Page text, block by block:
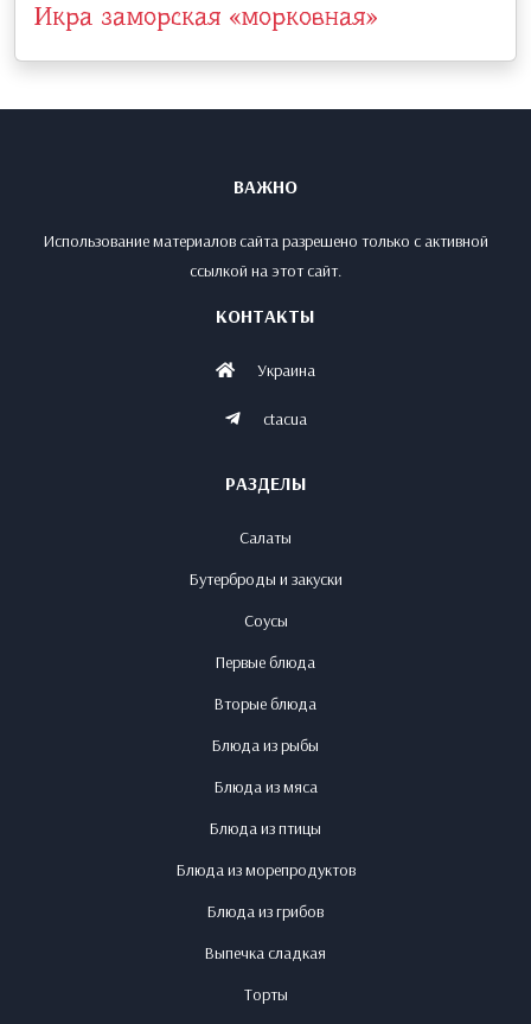
Икра заморская «морковная»
ВАЖНО
Использование материалов сайта разрешено только с активной
ссылкой на этот сайт.
КОНТАКТЫ
Украина
ctacua
РАЗДЕЛЫ
Салаты
Бутерброды и закуски
Соусы
Первые блюда
Вторые блюда
Блюда из рыбы
Блюда из мяса
Блюда из птицы
Блюда из морепродуктов
Блюда из грибов
Выпечка сладкая
Торты